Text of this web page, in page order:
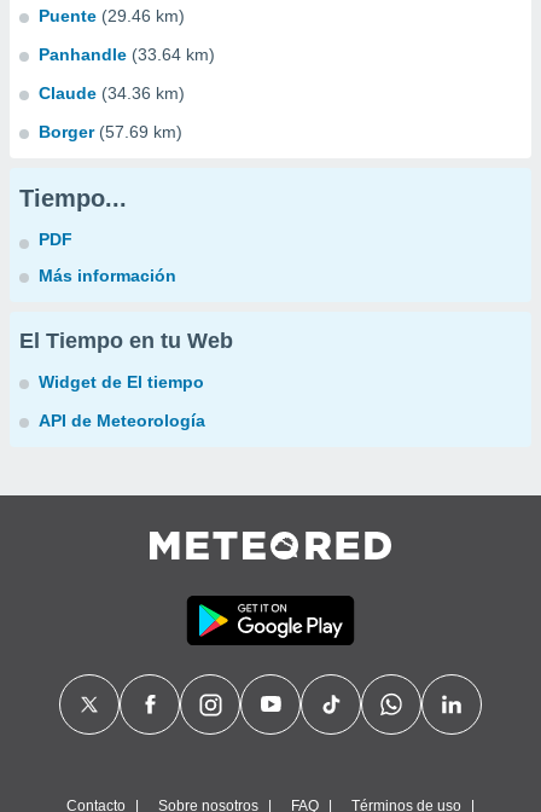
Puente (29.46 km)
Panhandle (33.64 km)
Claude (34.36 km)
Borger (57.69 km)
Tiempo...
PDF
Más información
El Tiempo en tu Web
Widget de El tiempo
API de Meteorología
Contacto Sobre nosotros FAQ Términos de uso